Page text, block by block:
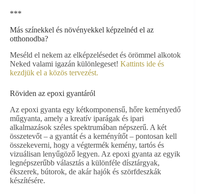
***
Más színekkel és növényekkel képzelnéd el az
otthonodba?
Meséld el nekem az elképzelésedet és örömmel alkotok
Neked valami igazán különlegeset! Kattints ide és
kezdjük el a közös tervezést.
Röviden az epoxi gyantáról
Az epoxi gyanta egy kétkomponensű, hőre keményedő
műgyanta, amely a kreatív iparágak és ipari
alkalmazások széles spektrumában népszerű. A két
összetevőt – a gyantát és a keményítőt – pontosan kell
összekeverni, hogy a végtermék kemény, tartós és
vizuálisan lenyűgöző legyen. Az epoxi gyanta az egyik
legnépszerűbb választás a különféle dísztárgyak,
ékszerek, bútorok, de akár hajók és szörfdeszkák
készítésére.